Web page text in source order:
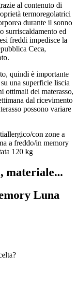
al contenuto di
termoregolatrici
durante il sonno
surriscaldamento ed
freddi impedisce la
Ceca,
quindi è importante
una superficie liscia
ottimali del materasso,
dal ricevimento
possono variare
con zone a
a freddo/in memory
120 kg
materiale...
Luna